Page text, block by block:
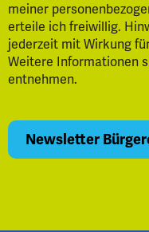
meiner
erteile ich freiwillig.
jederzeit mit Wirkung
Weitere Informationen
entnehmen.